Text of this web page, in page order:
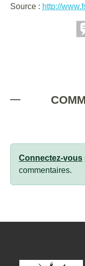
Source : http://
Connectez-vous
commentaires.